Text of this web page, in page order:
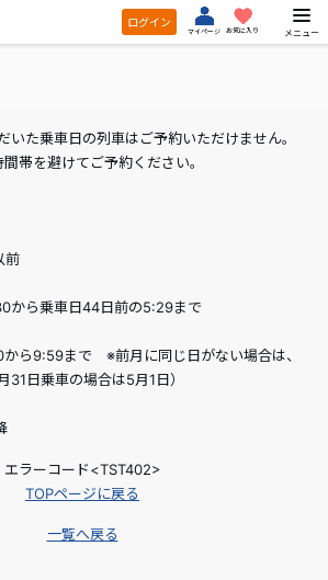
ログイン
マイページ お気に入り メニュー
いた乗車日の列車はご予約いただけません。
帯を避けてご予約ください。
前
ら乗車日44日前の5:29まで
ら9:59まで ※前月に同じ日がない場合は、
31日乗車の場合は5月1日）
エラーコード<TST402>
TOPページに戻る
一覧へ戻る